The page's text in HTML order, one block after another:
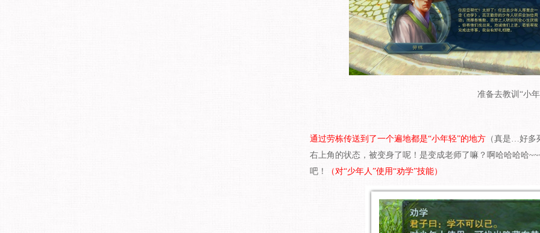
准备去教训“小
通过劳栋传送到了一个遍地都是“小年轻”的地方 （真是…好多
右上角的状态，被变身了呢！是变成老师了嘛？啊哈哈哈哈
吧！
（对“少年人”使用“劝学”技能）